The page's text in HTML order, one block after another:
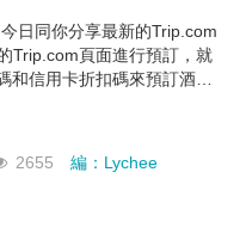
日同你分享最新的Trip.com
Trip.com頁面進行預訂，就
和信用卡折扣碼來預訂酒
2655 編：Lychee